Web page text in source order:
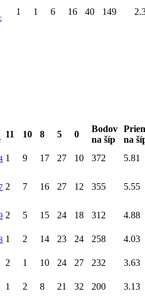
1 1 6 16 40 149
11 10 8 5 0
Bodov
na šíp
na
1 9 17 27 10 372 5.81
2 7 16 27 12 355 5.55
2 5 15 24 18 312 4.88
1 2 14 23 24 258 4.03
2 1 10 24 27 232 3.63
1 2 8 21 32 200 3.13